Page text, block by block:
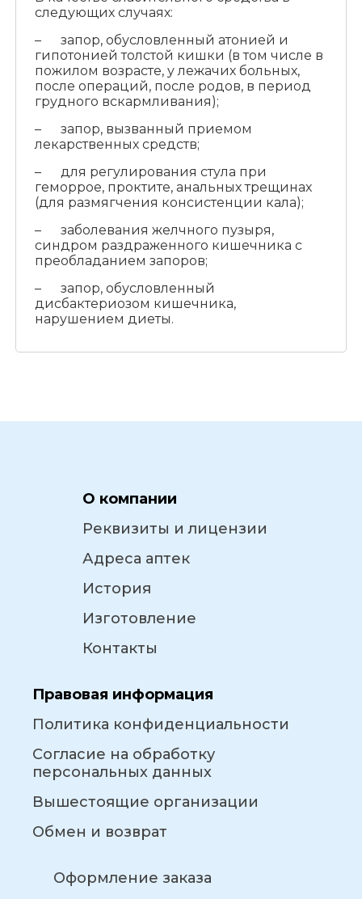
следующих случаях:
– запор, обусловленный атонией и
гипотонией толстой кишки (в том числе в
пожилом возрасте, у лежачих больных,
после операций, после родов, в период
грудного вскармливания);
– запор, вызванный приемом
лекарственных средств;
– для регулирования стула при
геморрое, проктите, анальных трещинах
(для размягчения консистенции кала);
– заболевания желчного пузыря,
синдром раздраженного кишечника с
преобладанием запоров;
– запор, обусловленный
дисбактериозом кишечника,
нарушением диеты.
О компании
Реквизиты и лицензии
Адреса аптек
История
Изготовление
Контакты
Правовая информация
Политика конфиденциальности
Согласие на обработку
персональных данных
Вышестоящие организации
Обмен и возврат
Оформление заказа